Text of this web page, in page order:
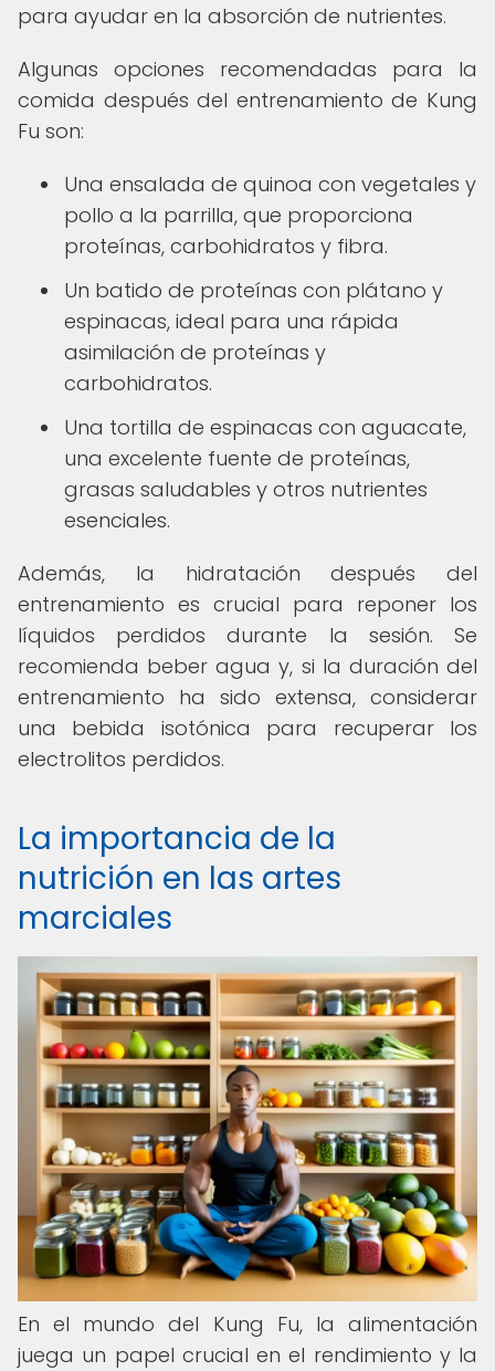
para ayudar en la absorción de nutrientes.
Algunas opciones recomendadas para la
comida después del entrenamiento de Kung
Fu son:
Una ensalada de quinoa con vegetales y
pollo a la parrilla, que proporciona
proteínas, carbohidratos y fibra.
Un batido de proteínas con plátano y
espinacas, ideal para una rápida
asimilación de proteínas y
carbohidratos.
Una tortilla de espinacas con aguacate,
una excelente fuente de proteínas,
grasas saludables y otros nutrientes
esenciales.
Además, la hidratación después del
entrenamiento es crucial para reponer los
líquidos perdidos durante la sesión. Se
recomienda beber agua y, si la duración del
entrenamiento ha sido extensa, considerar
una bebida isotónica para recuperar los
electrolitos perdidos.
La importancia de la
nutrición en las artes
marciales
En el mundo del Kung Fu, la alimentación
juega un papel crucial en el rendimiento y la